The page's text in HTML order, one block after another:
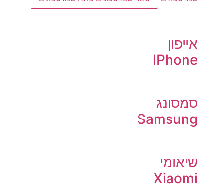
אייפון
IPhone
סמסונג
Samsung
שיאומי
Xiaomi